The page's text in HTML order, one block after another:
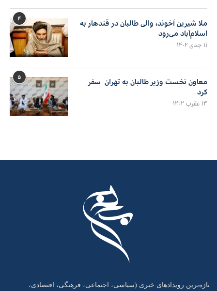
۴
ملا شیرین آخوند، والی طالبان در قندهار به
اسلام‌آباد می‌رود
۱۱ جدی ۱۴۰۲
۵
معاون نخست وزیر طالبان به تهران سفر
کرد
۱۴ عقرب ۱۴۰۲
تازه‌ترین رویدادهای خبری (سیاسی، اجتماعی، فرهنگی، اقتصادی،